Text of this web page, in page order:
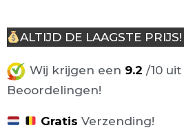
ALTIJD DE LAAGSTE PRIJS!
Wij krijgen een 9.2 /10 uit
Beoordelingen!
Gratis Verzending!